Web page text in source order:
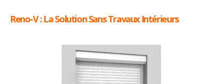
Reno-V : La Solution Sans Travaux Intérieurs